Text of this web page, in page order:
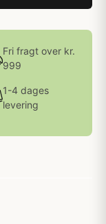
Fri fragt over kr.
999
1-4 dages
levering